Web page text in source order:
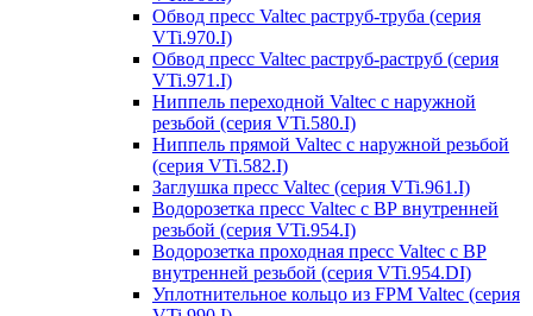
Обвод пресс Valtec раструб-труба (серия
VTi.970.I)
Обвод пресс Valtec раструб-раструб (серия
VTi.971.I)
Ниппель переходной Valtec с наружной
резьбой (серия VTi.580.I)
Ниппель прямой Valtec с наружной резьбой
(серия VTi.582.I)
Заглушка пресс Valtec (серия VTi.961.I)
Водорозетка пресс Valtec с ВР внутренней
резьбой (серия VTi.954.I)
Водорозетка проходная пресс Valtec с ВР
внутренней резьбой (серия VTi.954.DI)
Уплотнительное кольцо из FPM Valtec (серия